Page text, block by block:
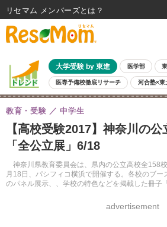
大学受験 by 東進 医学部
医専予備校徹底リサーチ 河合塾×東
親子で考える大学選び 高校受験 中学受験
共通テスト 夏休み
8月開催イベント・WS 全国公立高校 過去問
自由研究教材（小学生向け）
【高校受験2017】神奈川の
「全公立展」6/18
神奈川県教育委員会は、県内の公立高校全158
月18日、パシフィコ横浜で開催する。各校のブー
のパネル展示、、学校の特色などを掲載した冊子
教育・受験 中学生
advertisement
リセマム メンバーズ